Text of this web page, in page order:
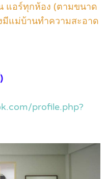
แอร์ทุกห้อง (ตามขนาด
แม่บ้านทำความสะอาด
profile.php?